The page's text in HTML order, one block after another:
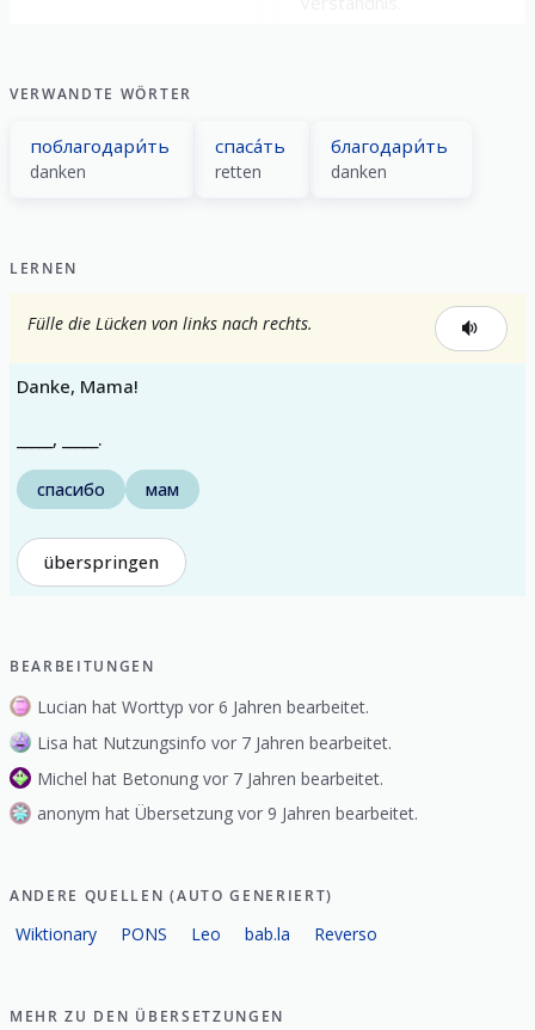
VERWANDTE WÖRTER
поблагодари́ть
danken
спаса́ть
retten
благодари́ть
danken
LERNEN
Fülle die Lücken von links nach rechts.
Danke, Mama!
_____, _____.
спасибо мам
überspringen
BEARBEITUNGEN
Lucian hat Worttyp vor 6 Jahren bearbeitet.
Lisa hat Nutzungsinfo vor 7 Jahren bearbeitet.
Michel hat Betonung vor 7 Jahren bearbeitet.
anonym hat Übersetzung vor 9 Jahren bearbeitet.
ANDERE QUELLEN (AUTO GENERIERT)
Wiktionary PONS Leo bab.la Reverso
MEHR ZU DEN ÜBERSETZUNGEN